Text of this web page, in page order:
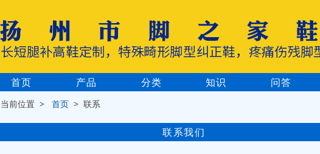
首页 产品 分类 知识 问答
当前位置 >首页 > 联系
联系我们